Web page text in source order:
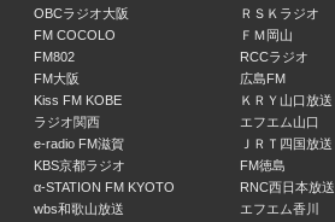
平祐奈の凸凹ラジオ
平 祐奈
23:00 ～ 23:30
あしたの音楽
Shusui / 曽根 由希江
23:30 ～ 24:00
OBCラジオ大阪
FM COCOLO
FM802
FM大阪
Kiss FM KOBE
ラジオ関西
e-radio FM滋賀
KBS京都ラジオ
α-STATION FM KYOTO
wbs和歌山放送
ＲＳＫラジオ
ＦＭ岡山
RCCラジオ
広島FM
ＫＲＹ山口放送
エフエム山口
ＪＲＴ四国放送
FM徳島
RNC西日本放送
エフエム香川